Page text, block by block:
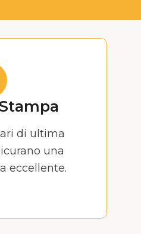
di ultima
una
eccellente.